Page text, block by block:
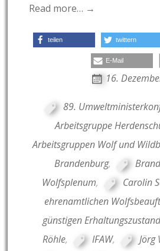
Read more… →
teilen twittern
E-Mail
16.
89.
Arbeitsgruppe
Arbeitsgruppen Wolf und
Brandenburg,
Wolfsplenum, Carolin
ehrenamtlichen
günstigen Erhaltungszustand
Röhle, IFAW, Jörg